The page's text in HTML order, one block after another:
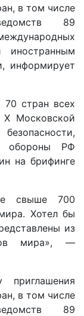
в том числе
89
информирует
70 стран всех
Московской
обороны РФ
на брифинге
свыше 700
Хотел бы
из
мира», —
в том числе
89